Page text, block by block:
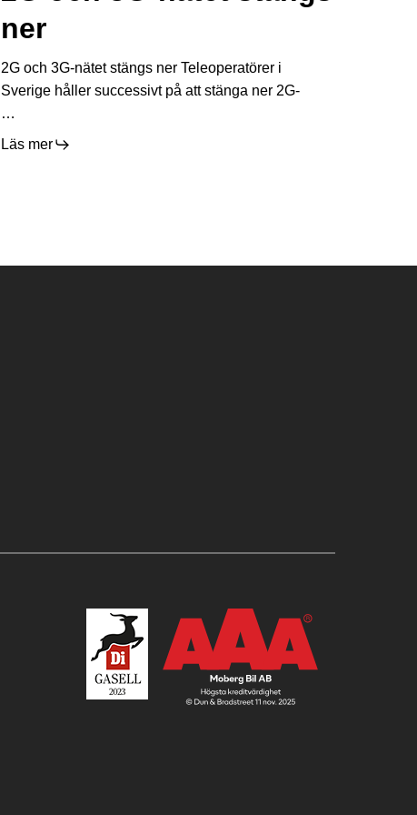
3G-
nätet
ner
ner
2G och 3G-nätet stängs ner Teleoperatörer i
Sverige håller successivt på att stänga ner 2G-
…
Läs mer